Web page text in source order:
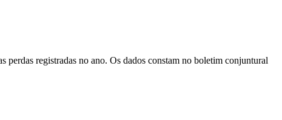
perdas registradas no ano. Os dados constam no boletim conjuntural